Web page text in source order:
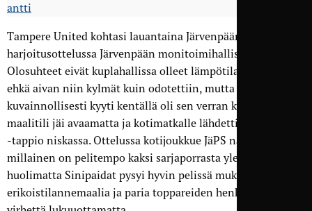
antti
Tampere United kohtasi lauantaina Järvenpään Palloseuran
harjoitusottelussa Järvenpään monitoimihallissa.
Olosuhteet eivät kuplahallissa olleet lämpötilan puolesta
ehkä aivan niin kylmät kuin odotettiin, mutta
kuvainnollisesti kyyti kentällä oli sen verran kylmää, että
maalitili jäi avaamatta ja kotimatkalle lähdettiin 3–0 (2–0)
-tappio niskassa. Ottelussa kotijoukkue JäPS näytti,
millainen on pelitempo kaksi sarjaporrasta ylempänä. Siitä
huolimatta Sinipaidat pysyi hyvin pelissä mukana yhtä
erikoistilannemaalia ja paria toppareiden henkilökohtaista